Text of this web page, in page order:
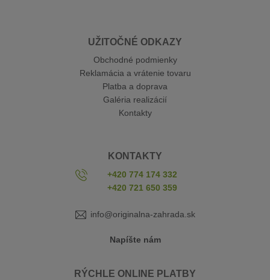
UŽITOČNÉ ODKAZY
Obchodné podmienky
Reklamácia a vrátenie tovaru
Platba a doprava
Galéria realizácií
Kontakty
KONTAKTY
+420 774 174 332
+420 721 650 359
info@originalna-zahrada.sk
Napíšte nám
RÝCHLE ONLINE PLATBY